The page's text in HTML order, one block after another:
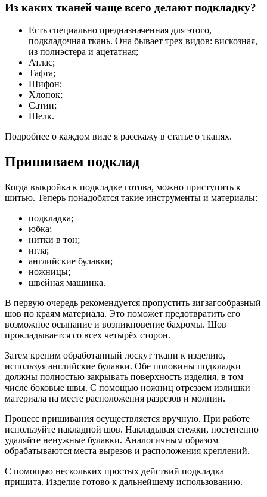
Из каких тканей чаще всего делают подкладку?
Есть специально предназначенная для этого,
подкладочная ткань. Она бывает трех видов: вискозная,
из полиэстера и ацетатная;
Атлас;
Тафта;
Шифон;
Хлопок;
Сатин;
Шелк.
Подробнее о каждом виде я расскажу в статье о тканях.
Пришиваем подклад
Когда выкройка к подкладке готова, можно приступить к
шитью. Теперь понадобятся такие инструменты и материалы:
подкладка;
юбка;
нитки в тон;
игла;
английские булавки;
ножницы;
швейная машинка.
В первую очередь рекомендуется пропустить зигзагообразный
шов по краям материала. Это поможет предотвратить его
возможное осыпание и возникновение бахромы. Шов
прокладывается со всех четырёх сторон.
Затем крепим обработанный лоскут ткани к изделию,
используя английские булавки. Обе половины подкладки
должны полностью закрывать поверхность изделия, в том
числе боковые швы. С помощью ножниц отрезаем излишки
материала на месте расположения разрезов и молнии.
Процесс пришивания осуществляется вручную. При работе
используйте накладной шов. Накладывая стежки, постепенно
удаляйте ненужные булавки. Аналогичным образом
обрабатываются места вырезов и расположения креплений.
С помощью нескольких простых действий подкладка
пришита. Изделие готово к дальнейшему использованию.